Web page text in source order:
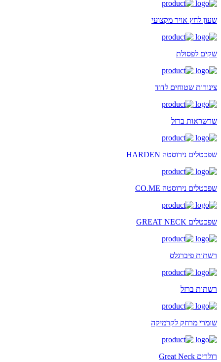
שעון לחץ אויר מקצועי
שקים לפסולת
צינורות שטוחים לדוד
שרשראות ברזל
שפכטלים נירוסטה HARDEN
שפכטלים נירוסטה CO.ME
שפכטלים GREAT NECK
רשתות פיברגלס
רשתות ברזל
שומרי מרחק לקרמיקה
רולרים Great Neck